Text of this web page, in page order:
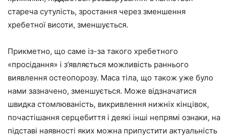
стареча сутулість, зростання через зменшення
хребетної висоти, зменшується.
Прикметно, що саме із-за такого хребетного
«просідання» і з’являється можливість раннього
виявлення остеопорозу. Маса тіла, що також уже було
нами зазначено, зменшується. Може відзначатися
швидка стомлюваність, викривлення нижніх кінцівок,
почастішання серцебиття і деякі інші непрямі ознаки, на
підставі наявності яких можна припустити актуальність